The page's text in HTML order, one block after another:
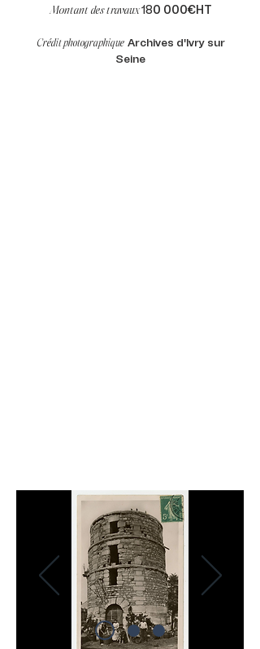
Montant des travaux180 000€HT
Crédit photographique Archives d'Ivry sur
Seine